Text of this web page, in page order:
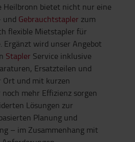
Heilbronn bietet nicht nur eine
und Gebrauchtstapler zum
flexible Mietstapler für
Ergänzt wird unser Angebot
Stapler Service inklusive
Ersatzteilen und
Ort und mit kurzen
mehr Effizienz sorgen
Lösungen zur
Planung und
– im Zusammenhang mit